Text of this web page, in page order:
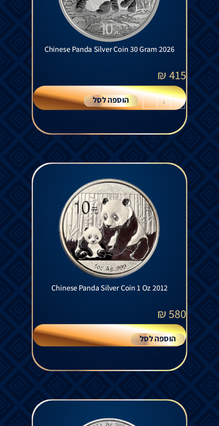
Chinese Panda Silver Coin 30 Gram 2026
415
₪
-
+ הוספה לסל
Chinese Panda Silver Coin 1 Oz 2012
580
₪
הוספה לסל